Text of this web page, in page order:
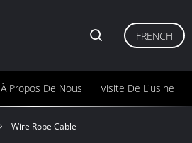
À Propos De Nous Visite De L'usine
FRENCH
Wire Rope Cable